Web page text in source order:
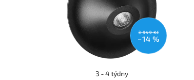
3 949 Kč
–14 %
3 - 4 týdny